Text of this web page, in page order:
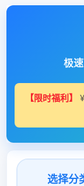
极
【限时福利】
选择分